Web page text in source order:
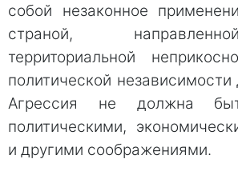
собой незаконное
страной,
территориальной
политической независимости
Агрессия не должна
политическими,
и другими соображениями.